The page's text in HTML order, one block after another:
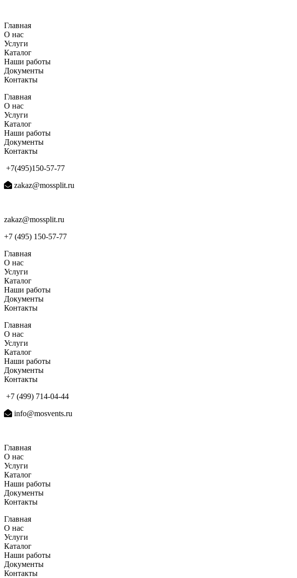
содержимому
Главная
О нас
Услуги
Каталог
Наши работы
Документы
Контакты
Главная
О нас
Услуги
Каталог
Наши работы
Документы
Контакты
+7(495)150-57-77
zakaz@mossplit.ru
zakaz@mossplit.ru
+7 (495) 150-57-77
Главная
О нас
Услуги
Каталог
Наши работы
Документы
Контакты
Главная
О нас
Услуги
Каталог
Наши работы
Документы
Контакты
+7 (499) 714-04-44
info@mosvents.ru
Главная
О нас
Услуги
Каталог
Наши работы
Документы
Контакты
Главная
О нас
Услуги
Каталог
Наши работы
Документы
Контакты